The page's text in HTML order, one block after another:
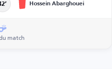
Hossein Abarghouei
match